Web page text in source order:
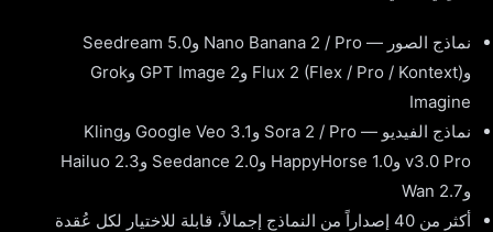
نماذج الصور — Nano Banana 2 / Pro وSeedream 5.0
وFlux 2 (Flex / Pro / Kontext) وGPT Image 2 وGrok
Imagine
نماذج الفيديو — Sora 2 / Pro وGoogle Veo 3.1 وKling
v3.0 Pro وHappyHorse 1.0 وSeedance 2.0 وHailuo 2.3
وWan 2.7
أكثر من 40 إصداراً من النماذج إجمالاً، قابلة للاختيار لكل عُقدة